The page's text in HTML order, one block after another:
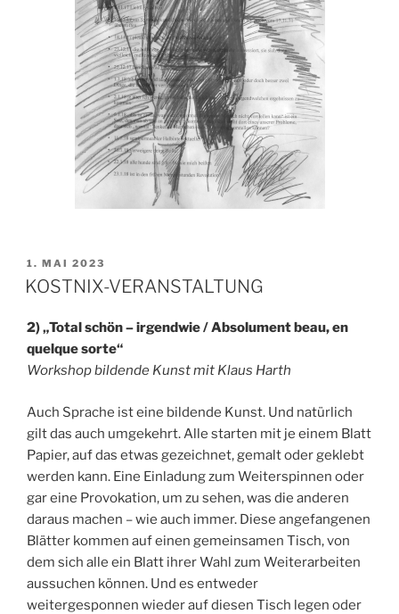
VERÖFFENTLICHT
AM
1. MAI 2023
KOSTNIX-VERANSTALTUNG
2) „Total schön – irgendwie / Absolument beau, en
quelque sorte“
Workshop bildende Kunst mit Klaus Harth
Auch Sprache ist eine bildende Kunst. Und natürlich
gilt das auch umgekehrt. Alle starten mit je einem Blatt
Papier, auf das etwas gezeichnet, gemalt oder geklebt
werden kann. Eine Einladung zum Weiterspinnen oder
gar eine Provokation, um zu sehen, was die anderen
daraus machen – wie auch immer. Diese angefangenen
Blätter kommen auf einen gemeinsamen Tisch, von
dem sich alle ein Blatt ihrer Wahl zum Weiterarbeiten
aussuchen können. Und es entweder
weitergesponnen wieder auf diesen Tisch legen oder